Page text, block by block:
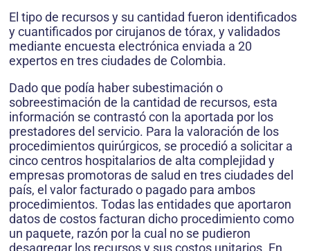
El tipo de recursos y su cantidad fueron identificados
y cuantificados por cirujanos de tórax, y validados
mediante encuesta electrónica enviada a 20
expertos en tres ciudades de Colombia.
Dado que podía haber subestimación o
sobreestimación de la cantidad de recursos, esta
información se contrastó con la aportada por los
prestadores del servicio. Para la valoración de los
procedimientos quirúrgicos, se procedió a solicitar a
cinco centros hospitalarios de alta complejidad y
empresas promotoras de salud en tres ciudades del
país, el valor facturado o pagado para ambos
procedimientos. Todas las entidades que aportaron
datos de costos facturan dicho procedimiento como
un paquete, razón por la cual no se pudieron